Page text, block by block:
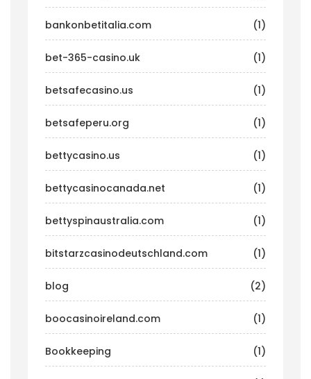
bankonbetitalia.com (1)
bet-365-casino.uk (1)
betsafecasino.us (1)
betsafeperu.org (1)
bettycasino.us (1)
bettycasinocanada.net (1)
bettyspinaustralia.com (1)
bitstarzcasinodeutschland.com (1)
blog (2)
boocasinoireland.com (1)
Bookkeeping (1)